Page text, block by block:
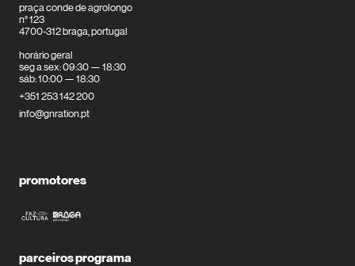
praça conde de agrolongo
n° 123
4700-312 braga, portugal
horário geral
seg a sex: 09:30 — 18:30
sáb: 10:00 — 18:30
+351 253 142 200
info@gnration.pt
promotores
parceiros programa